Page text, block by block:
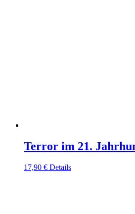
Terror im 21.
17,90 € Details